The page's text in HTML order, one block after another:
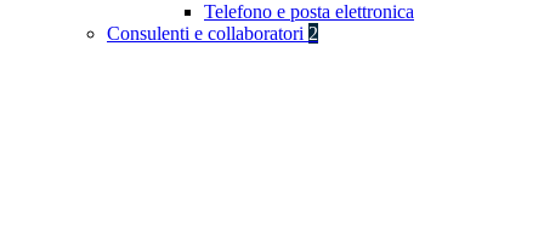
Telefono e posta elettronica
Consulenti e collaboratori 2